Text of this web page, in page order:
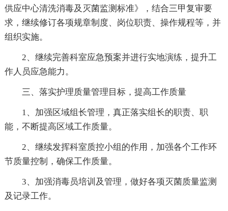
供应中心清洗消毒及灭菌监测标准》，结合三甲复审要
求，继续修订各项规章制度、岗位职责、操作规程等，并
组织实施。
2、继续完善科室应急预案并进行实地演练，提升工
作人员应急能力。
三、落实护理质量管理目标，提高工作质量
1、加强区域组长管理，真正落实组长的职责、职
能，不断提高区域工作质量。
2、继续发挥科室质控小组的作用，加强各个工作环
节质量控制，确保工作质量。
3、加强消毒员培训及管理，做好各项灭菌质量监测
及记录工作。